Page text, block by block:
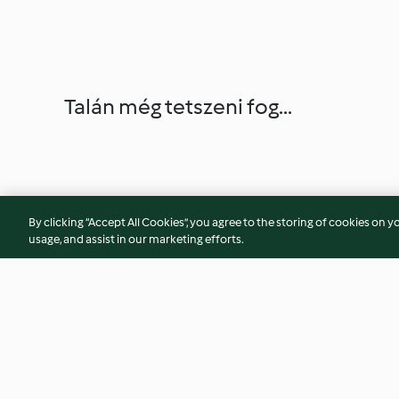
Talán még tetszeni fog...
By clicking “Accept All Cookies”, you agree to the storing of cookies on
usage, and assist in our marketing efforts.